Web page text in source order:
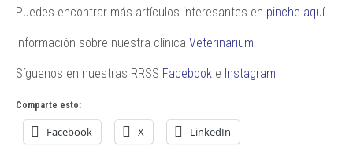
Puedes encontrar más artículos interesantes en pinche aquí
Información sobre nuestra clínica Veterinarium
Síguenos en nuestras RRSS Facebook e Instagram
Comparte esto:
Facebook X LinkedIn